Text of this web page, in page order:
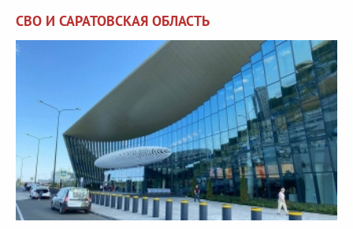
СВО И САРАТОВСКАЯ ОБЛАСТЬ